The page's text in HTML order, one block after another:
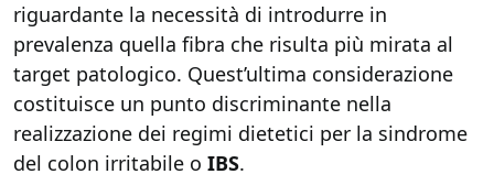
riguardante la necessità di introdurre in
prevalenza quella fibra che risulta più mirata al
target patologico. Quest’ultima considerazione
costituisce un punto discriminante nella
realizzazione dei regimi dietetici per la sindrome
del colon irritabile o IBS.